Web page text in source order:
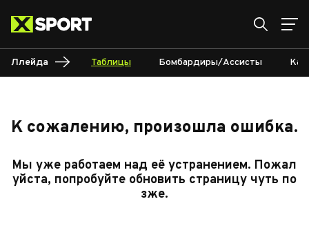
Ллейда Таблицы Бомбардиры/Ассисты
К сожалению, произошла ошибка.
Мы уже работаем над её устранением. Пожал
уйста, попробуйте обновить страницу чуть по
зже.